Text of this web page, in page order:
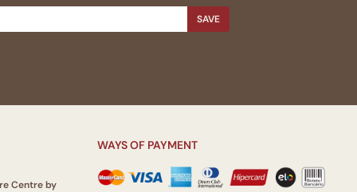
SAVE
Centre by
WAYS OF PAYMENT